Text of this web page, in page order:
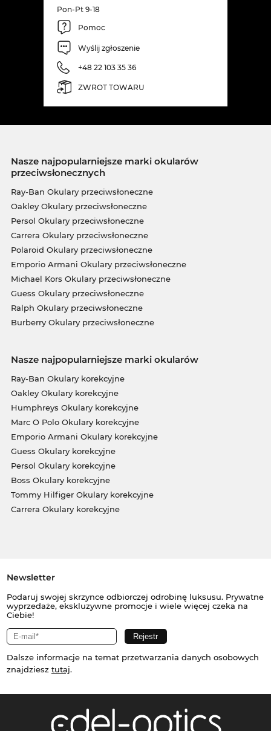
Pon-Pt 9-18
Pomoc
Wyślij zgłoszenie
+48 22 103 35 36
ZWROT TOWARU
Nasze najpopularniejsze marki okularów
przeciwsłonecznych
Ray-Ban Okulary przeciwsłoneczne
Oakley Okulary przeciwsłoneczne
Persol Okulary przeciwsłoneczne
Carrera Okulary przeciwsłoneczne
Polaroid Okulary przeciwsłoneczne
Emporio Armani Okulary przeciwsłoneczne
Michael Kors Okulary przeciwsłoneczne
Guess Okulary przeciwsłoneczne
Ralph Okulary przeciwsłoneczne
Burberry Okulary przeciwsłoneczne
Nasze najpopularniejsze marki okularów
Ray-Ban Okulary korekcyjne
Oakley Okulary korekcyjne
Humphreys Okulary korekcyjne
Marc O Polo Okulary korekcyjne
Emporio Armani Okulary korekcyjne
Guess Okulary korekcyjne
Persol Okulary korekcyjne
Boss Okulary korekcyjne
Tommy Hilfiger Okulary korekcyjne
Carrera Okulary korekcyjne
Newsletter
Podaruj swojej skrzynce odbiorczej odrobinę luksusu. Prywatne
wyprzedaże, ekskluzywne promocje i wiele więcej czeka na
Ciebie!
Dalsze informacje na temat przetwarzania danych osobowych
znajdziesz tutaj.